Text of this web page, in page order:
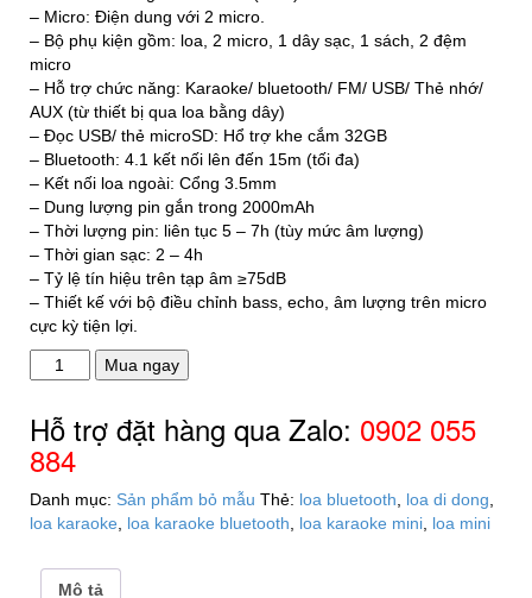
– Micro: Điện dung với 2 micro.
– Bộ phụ kiện gồm: loa, 2 micro, 1 dây sạc, 1 sách, 2 đệm
micro
– Hỗ trợ chức năng: Karaoke/ bluetooth/ FM/ USB/ Thẻ nhớ/
AUX (từ thiết bị qua loa bằng dây)
– Đọc USB/ thẻ microSD: Hổ trợ khe cắm 32GB
– Bluetooth: 4.1 kết nối lên đến 15m (tối đa)
– Kết nối loa ngoài: Cổng 3.5mm
– Dung lượng pin gắn trong 2000mAh
– Thời lượng pin: liên tục 5 – 7h (tùy mức âm lượng)
– Thời gian sạc: 2 – 4h
– Tỷ lệ tín hiệu trên tạp âm ≥75dB
– Thiết kế với bộ điều chỉnh bass, echo, âm lượng trên micro
cực kỳ tiện lợi.
Loa
karaoke
YS-
32
kèm
2
không
Mua ngay
Hỗ trợ đặt hàng qua Zalo: 0902 055
884
Danh mục: Sản phẩm bỏ mẫu Thẻ: loa bluetooth loa di dong
loa karaoke
loa karaoke bluetooth loa karaoke mini loa mini
Mô tả